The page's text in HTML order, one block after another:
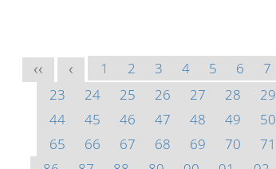
<< < 1 2 3 4 5 6 7
23
24 25 26 27 28 29
44
45 46 47 48 49 50
65
66 67 68 69 70 71